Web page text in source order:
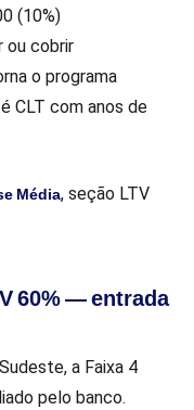
(10%)
ou cobrir
o programa
CLT com anos de
Média, seção LTV
60% — entrada
a Faixa 4
pelo banco.